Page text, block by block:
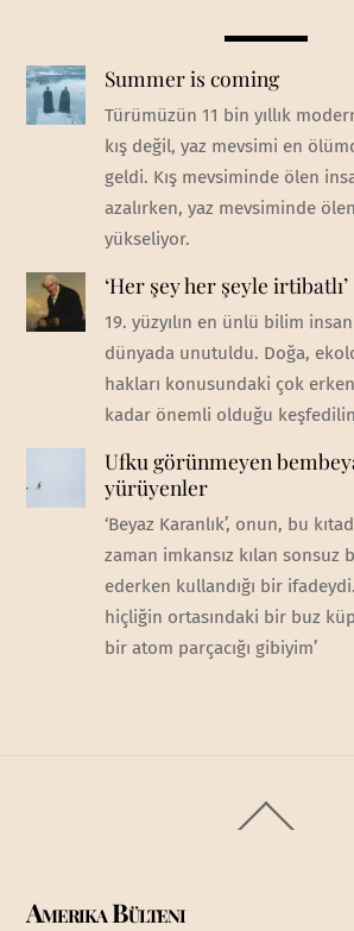
Summer is coming
Türümüzün 11 bin yıllık
kış değil, yaz mevsimi en
geldi. Kış mevsiminde ölen
azalırken, yaz mevsiminde ölen
yükseliyor.
‘Her şey her şeyle irtibatlı’
19. yüzyılın en ünlü bilim
dünyada unutuldu. Doğa,
hakları konusundaki çok
kadar önemli olduğu
Ufku görünmeyen
yürüyenler
‘Beyaz Karanlık’, onun, bu
zaman imkansız kılan sonsuz
ederken kullandığı bir
hiçliğin ortasındaki bir buz
bir atom parçacığı gibiyim’
To
Amerika Bülteni